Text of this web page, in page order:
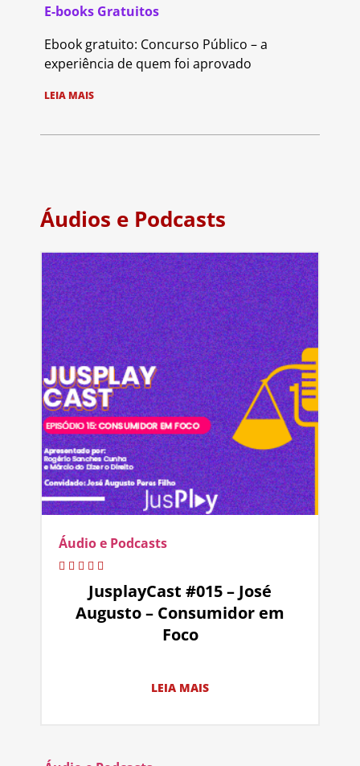
E-books Gratuitos
Ebook gratuito: Concurso Público – a
experiência de quem foi aprovado
LEIA MAIS
Áudios e Podcasts
Áudio e Podcasts
JusplayCast #015 – José
Augusto – Consumidor em
Foco
LEIA MAIS